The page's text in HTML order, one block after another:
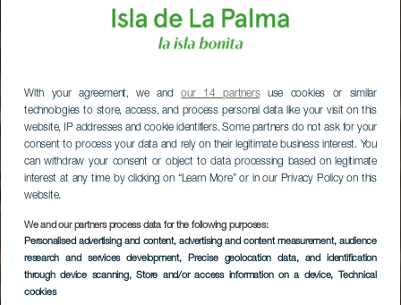
With your agreement, we andour 14 partnersuse cookies or similar
technologies to store, access, and process personal data like your visit on this
website, IP addresses and cookie identifiers. Some partners do not ask for your
consent to process your data and rely on their legitimate business interest. You
can withdraw your consent or object to data processing based on legitimate
interest at any time by clicking on “Learn More” or in our Privacy Policy on this
website.
We and our partners process data for the following purposes:
Personalised advertising and content, advertising and content measurement, audience
research and services development, Precise geolocation data, and identification
through device scanning, Store and/or access information on a device, Technical
cookies